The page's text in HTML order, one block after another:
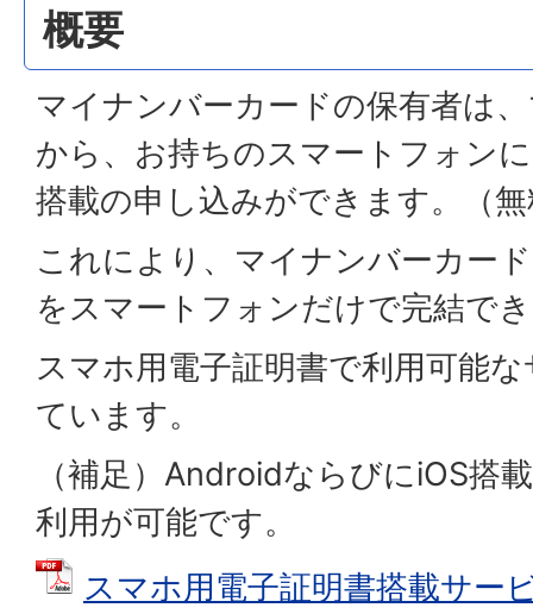
概要
マイナンバーカードの保有者は
から、お持ちのスマートフォン
搭載の申し込みができます。（
これにより、マイナンバーカー
をスマートフォンだけで完結で
スマホ用電子証明書で利用可能
ています。
（補足）AndroidならびにiOS搭
利用が可能です。
スマホ用電子証明書搭載サー